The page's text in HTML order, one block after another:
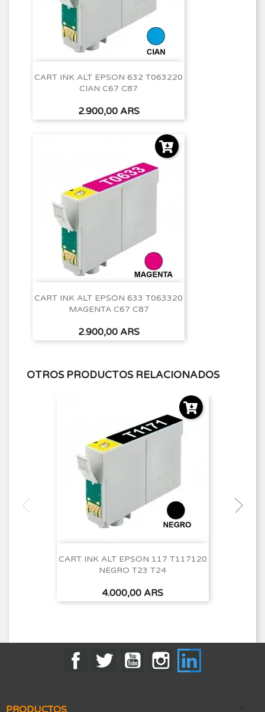
CART INK ALT EPSON 632 T063220
CIAN C67 C87
Precio
2.900,00 ARS
CART INK ALT EPSON 633 T063320
MAGENTA C67 C87
Precio
2.900,00 ARS
OTROS PRODUCTOS RELACIONADOS
CART INK ALT EPSON 117 T117120
NEGRO T23 T24
Precio
4.000,00 ARS
FacebookTwitter YouTubeInstagram
PRODUCTOS 